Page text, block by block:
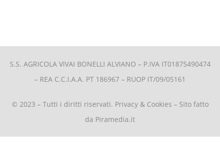
S.S. AGRICOLA VIVAI BONELLI ALVIANO – P.IVA IT01875490474
– REA C.C.I.A.A. PT 186967 – RUOP IT/09/05161
© 2023 – Tutti i diritti riservati. Privacy & Cookies – Sito fatto
da Piramedia.it